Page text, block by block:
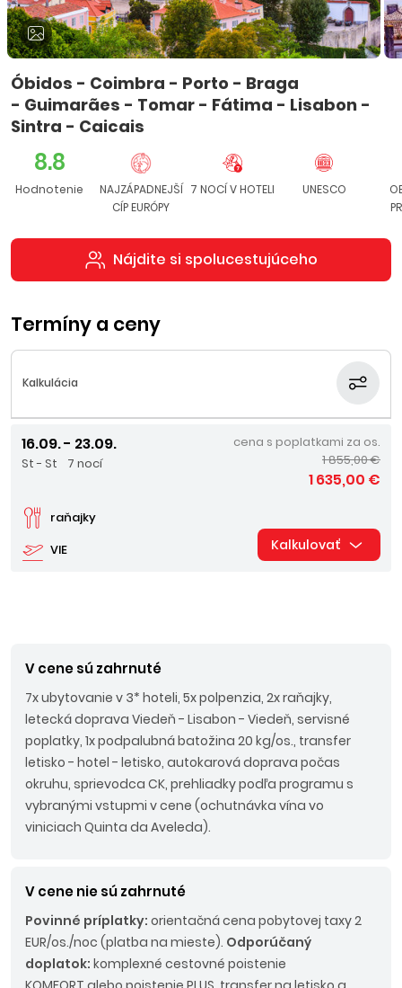
Óbidos - Coimbra - Porto - Braga
- Guimarães - Tomar - Fátima - Lisabon -
Sintra - Caicais
8.8
Hodnotenie
NAJZÁPADNEJŠÍ
CÍP EURÓPY
7 NOCÍ V HOTELI UNESCO
Nájdite si spolucestujúceho
Termíny a ceny
Kalkulácia
16.09. - 23.09.
St - St 7 nocí
VIE
raňajky
cena s poplatkami za os.
1 855,00 €
1 635,00 €
Kalkulovať
V cene sú zahrnuté
7x ubytovanie v 3* hoteli, 5x polpenzia, 2x raňajky,
letecká doprava Viedeň - Lisabon - Viedeň, servisné
poplatky, 1x podpalubná batožina 20 kg/os., transfer
letisko - hotel - letisko, autokarová doprava počas
okruhu, sprievodca CK, prehliadky podľa programu s
vybranými vstupmi v cene (ochutnávka vína vo
viniciach Quinta da Aveleda).
V cene nie sú zahrnuté
Povinné príplatky: orientačná cena pobytovej taxy 2
EUR/os./noc (platba na mieste). Odporúčaný
doplatok: komplexné cestovné poistenie